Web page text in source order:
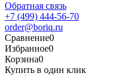
Обратная связь
+7 (499) 444-56-70
order@boriq.ru
Сравнение0
Избранное0
Корзина0
Купить в один клик